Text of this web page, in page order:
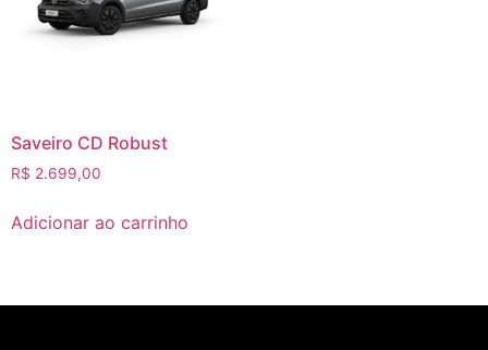
Saveiro CD Robust
R$ 2.699,00
Adicionar ao carrinho